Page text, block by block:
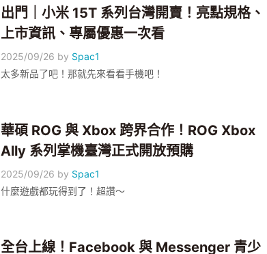
出門｜小米 15T 系列台灣開賣！亮點規格、
上市資訊、專屬優惠一次看
2025/09/26 by Spac1
太多新品了吧！那就先來看看手機吧！
華碩 ROG 與 Xbox 跨界合作！ROG Xbox
Ally 系列掌機臺灣正式開放預購
2025/09/26 by Spac1
什麼遊戲都玩得到了！超讚～
全台上線！Facebook 與 Messenger 青少